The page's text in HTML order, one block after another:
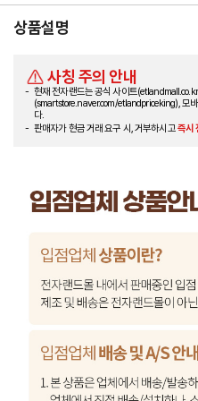
상품설명
사칭 주의 안내
현재 전자랜드는 공식 사이트
(smartstore.naver.com/etlandpriceking), 모
다.
판매자가 현금 거래 요구 시, 거부하시고즉시